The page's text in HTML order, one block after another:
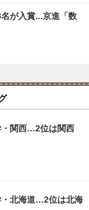
が入賞...京進「数
・関西…2位は関西
・北海道…2位は北海